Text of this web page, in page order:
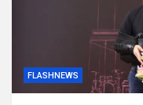
FLASHNEWS